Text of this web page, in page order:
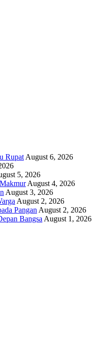
Rupat August 6, 2026
5, 2026
August 4, 2026
August 3, 2026
August 2, 2026
Pangan August 2, 2026
Bangsa August 1, 2026